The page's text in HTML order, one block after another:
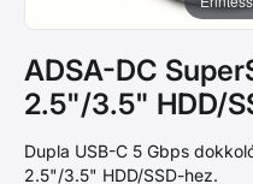
ADSA-DC
2.5"/3.5" HDD/
Dupla USB-C 5 Gbps
2.5"/3.5" HDD/SSD-hez.